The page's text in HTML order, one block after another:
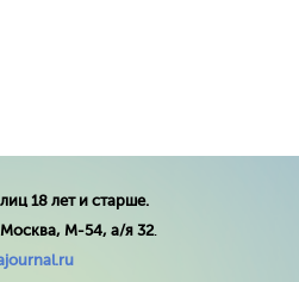
18 лет и старше.
Москва, М-54, а/я 32.